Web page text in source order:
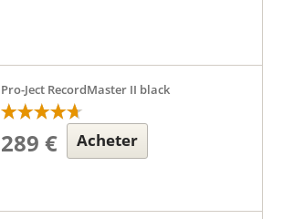
Pro-Ject RecordMaster II black
289 € Acheter